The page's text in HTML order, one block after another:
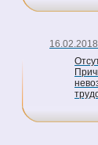
16.02.2018